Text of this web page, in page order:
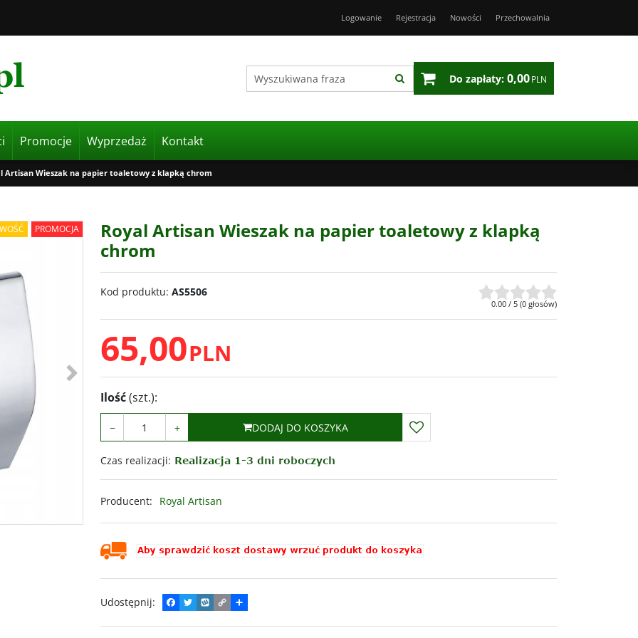
Logowanie Rejestracja Nowości Przechowalnia
Do zapłaty: 0,00PLN
Promocje Wyprzedaż Kontakt
Artisan Wieszak na papier toaletowy z klapką chrom
PROMOCJA
Royal Artisan Wieszak na papier toaletowy z klapką
chrom
Kod produktu: AS5506
0.00 / 5 (0 głosów)
65,00PLN
Ilość(szt.):
− + DODAJ DO KOSZYKA
Czas realizacji:
Producent: Royal Artisan
Udostępnij:
F
a
c
T
w
i
W
y
k
C
o
p
P
o
d